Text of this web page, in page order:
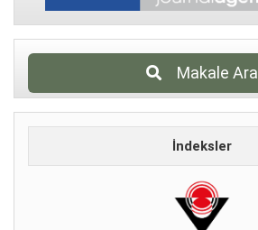
Makale Ara
İndeksler